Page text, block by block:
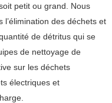
petit ou grand. Nous
l’élimination des déchets et
de détritus qui se
de nettoyage de
sur les déchets
électriques et